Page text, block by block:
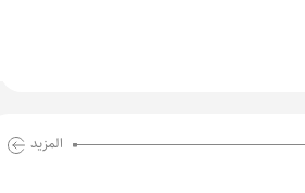
المزید